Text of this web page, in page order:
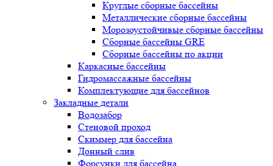
Круглые сборные бассейны
Металлические сборные бассейны
Морозоустойчивые сборные бассейны
Сборные бассейны GRE
Сборные бассейны по акции
Каркасные бассейны
Гидромассажные бассейны
Комплектующие для бассейнов
Закладные детали
Водозабор
Стеновой проход
Скиммер для бассейна
Донный слив
Форсунки для бассейна